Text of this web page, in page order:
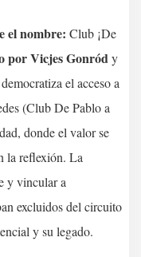
el nombre: Club ¡De
por Vicjes Gonródy
el acceso a
(Club De Pablo a
donde el valor se
la reflexión. La
y vincular a
excluidos del circuito
y su legado.